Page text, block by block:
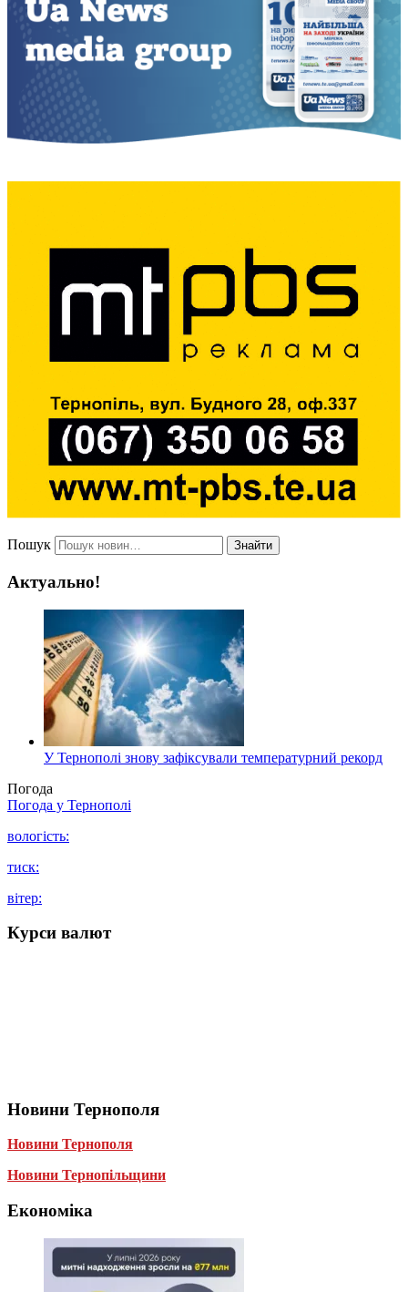
Пошук Знайти
Актуально!
У Тернополі знову зафіксували температурний рекорд
Погода
Погода у Тернополі
вологість:
тиск:
вітер:
Курси валют
Новини Тернополя
Новини Тернополя
Новини Тернопільщини
Економіка